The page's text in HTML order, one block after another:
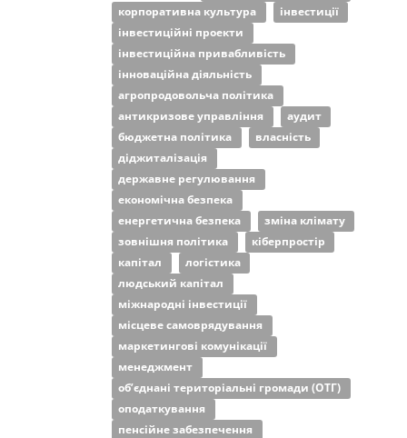
корпоративна культура
інвестиції
інвестиційні проекти
інвестиційна привабливість
інноваційна діяльність
агропродовольча політика
антикризове управління
аудит
бюджетна політика
власність
діджиталізація
державне регулювання
економічна безпека
енергетична безпека
зміна клімату
зовнішня політика
кіберпростір
капітал
логістика
людський капітал
міжнародні інвестиції
місцеве самоврядування
маркетингові комунікації
менеджмент
об’єднані територіальні громади (ОТГ)
оподаткування
пенсійне забезпечення